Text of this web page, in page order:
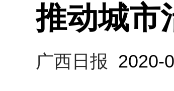
推动城市
广西日报 2020-